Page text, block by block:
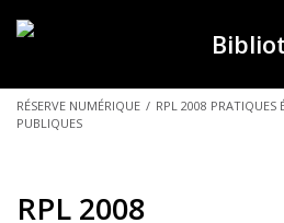
VOUS
ÊTES
RÉSERVE NUMÉRIQUE / RPL 2008 PRATIQUES
PUBLIQUES
RPL 2008